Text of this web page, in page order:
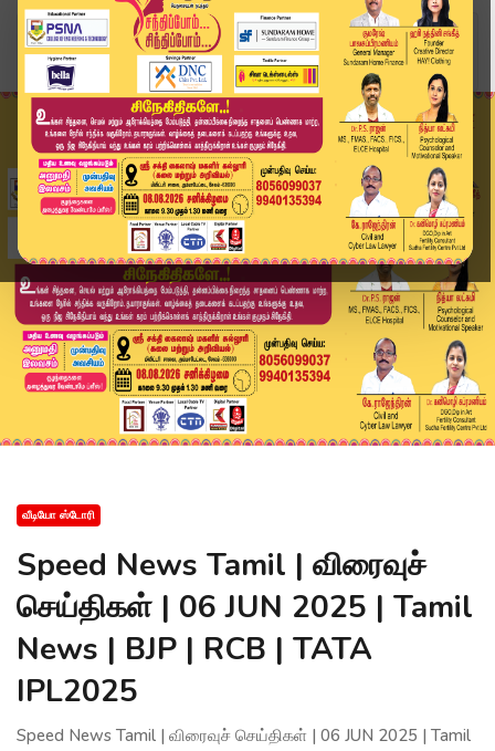
Home
வீடியோ ஸ்டோரி
Speed News Tamil | விரைவுச் செய்திகள் | 06 JUN ...
வீடியோ ஸ்டோரி
Speed News Tamil | விரைவுச்
செய்திகள் | 06 JUN 2025 | Tamil
News | BJP | RCB | TATA
IPL2025
Speed News Tamil | விரைவுச் செய்திகள் | 06 JUN 2025 | Tamil